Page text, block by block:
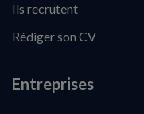
Ils recrutent
Rédiger son CV
Entreprises